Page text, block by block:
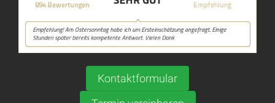
Kontaktformular